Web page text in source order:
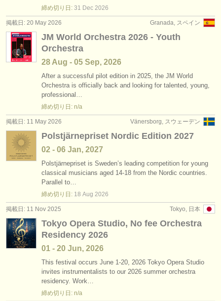
クラシック音楽ニュース
出版社:
掲載方法
find out about ourATS
faq
ログイン
締め切り日: 31 Dec 2026
Granada, スペイン
掲載日: 20 May 2026
JM World Orchestra 2026 - Youth
Orchestra
28 Aug - 05 Sep, 2026
After a successful pilot edition in 2025, the JM World
Orchestra is officially back and looking for talented, young,
professional…
締め切り日: n/a
Vänersborg, スウェーデン
掲載日: 11 May 2026
Polstjärnepriset Nordic Edition 2027
02 - 06 Jan, 2027
Polstjärnepriset is Sweden’s leading competition for young
classical musicians aged 14-18 from the Nordic countries.
Parallel to…
締め切り日: 18 Aug 2026
Tokyo, 日本
掲載日: 11 Nov 2025
Tokyo Opera Studio, No fee Orchestra
Residency 2026
01 - 20 Jun, 2026
This festival occurs June 1-20, 2026 Tokyo Opera Studio
invites instrumentalists to our 2026 summer orchestra
residency. Work…
締め切り日: n/a